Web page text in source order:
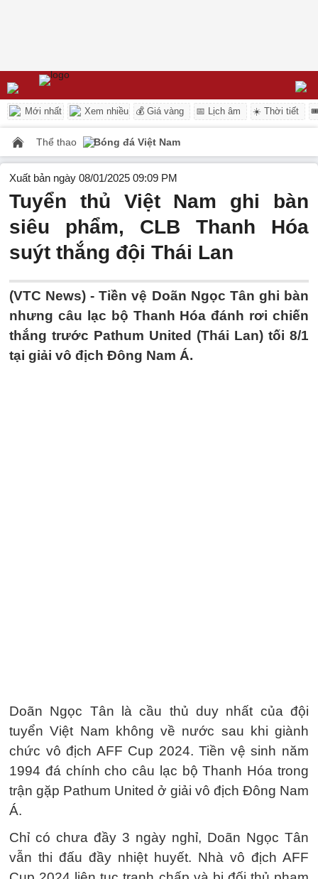
Mới nhất Xem nhiều 💰 Giá vàng 📅 Lịch âm ☀️ Thời tiết
Thể thao Bóng đá Việt Nam
Xuất bản ngày 08/01/2025 09:09 PM
Tuyển thủ Việt Nam ghi bàn
siêu phẩm, CLB Thanh Hóa
suýt thắng đội Thái Lan
(VTC News) -Tiền vệ Doãn Ngọc Tân ghi bàn
nhưng câu lạc bộ Thanh Hóa đánh rơi chiến
thắng trước Pathum United (Thái Lan) tối 8/1
tại giải vô địch Đông Nam Á.
Doãn Ngọc Tân là cầu thủ duy nhất của đội
tuyển Việt Nam không về nước sau khi giành
chức vô địch AFF Cup 2024. Tiền vệ sinh năm
1994 đá chính cho câu lạc bộ Thanh Hóa trong
trận gặp Pathum United ở giải vô địch Đông Nam
Á.
Chỉ có chưa đầy 3 ngày nghỉ, Doãn Ngọc Tân
vẫn thi đấu đầy nhiệt huyết. Nhà vô địch AFF